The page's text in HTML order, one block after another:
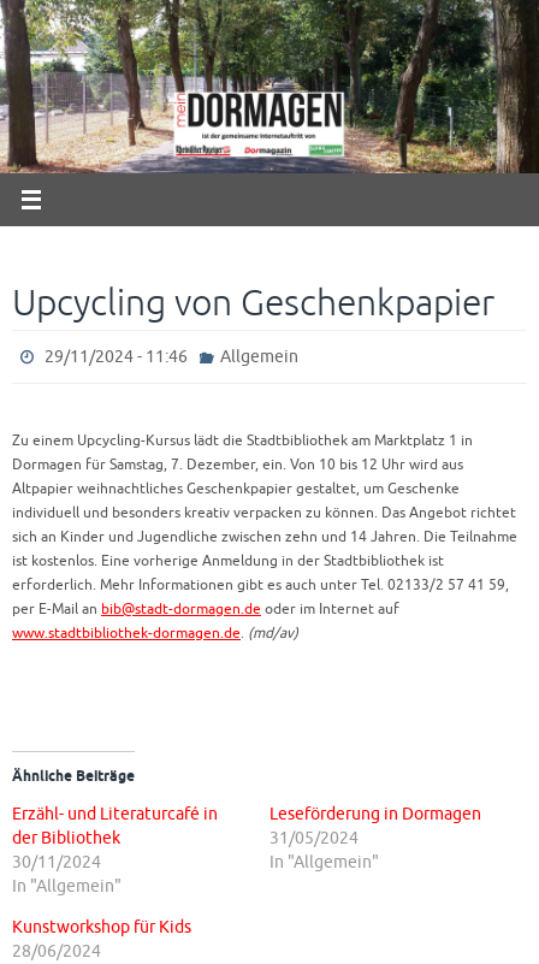
Zum
Inhalt
springen
Upcycling von Geschenkpapier
29/11/2024 - 11:46 Allgemein
Zu einem Upcycling-Kursus lädt die Stadtbibliothek am Marktplatz 1 in
Dormagen für Samstag, 7. Dezember, ein. Von 10 bis 12 Uhr wird aus
Altpapier weihnachtliches Geschenkpapier gestaltet, um Geschenke
individuell und besonders kreativ verpacken zu können. Das Angebot richtet
sich an Kinder und Jugendliche zwischen zehn und 14 Jahren. Die Teilnahme
ist kostenlos. Eine vorherige Anmeldung in der Stadtbibliothek ist
erforderlich. Mehr Informationen gibt es auch unter Tel. 02133/2 57 41 59,
per E-Mail an bib@stadt-dormagen.de oder im Internet auf
www.stadtbibliothek-dormagen.de. (md/av)
Ähnliche Beiträge
Erzähl- und Literaturcafé in
der Bibliothek
30/11/2024
In "Allgemein"
Leseförderung in Dormagen
31/05/2024
In "Allgemein"
Kunstworkshop für Kids
28/06/2024